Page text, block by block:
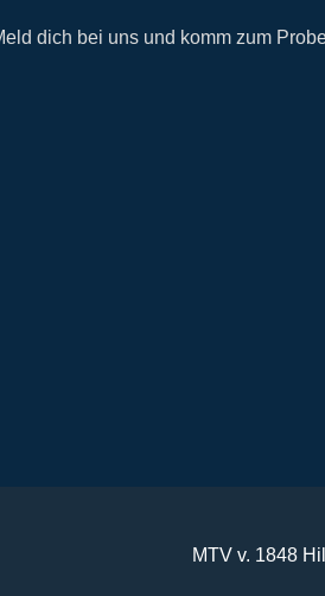
dich bei uns und komm zum
MTV v. 1848